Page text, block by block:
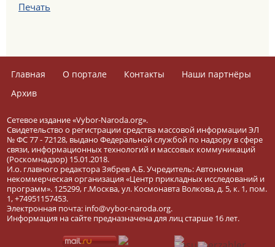
Печать
Главная О портале Контакты
Наши партнёры
Архив
Сетевое издание «Vybor-Naroda.org».
Свидетельство о регистрации средства массовой информации ЭЛ
№ ФС 77 - 72128, выдано Федеральной службой по надзору в сфере
связи, информационных технологий и массовых коммуникаций
(Роскомнадзор) 15.01.2018.
И.о. главного редактора Зябрев А.Б. Учредитель: Автономная
некоммерческая организация «Центр прикладных исследований и
программ». 125299, г.Москва, ул. Космонавта Волкова, д. 5, к. 1, пом.
1, +74951157453.
Электронная почта: info@vybor-naroda.org.
Информация на сайте предназначена для лиц старше 16 лет.